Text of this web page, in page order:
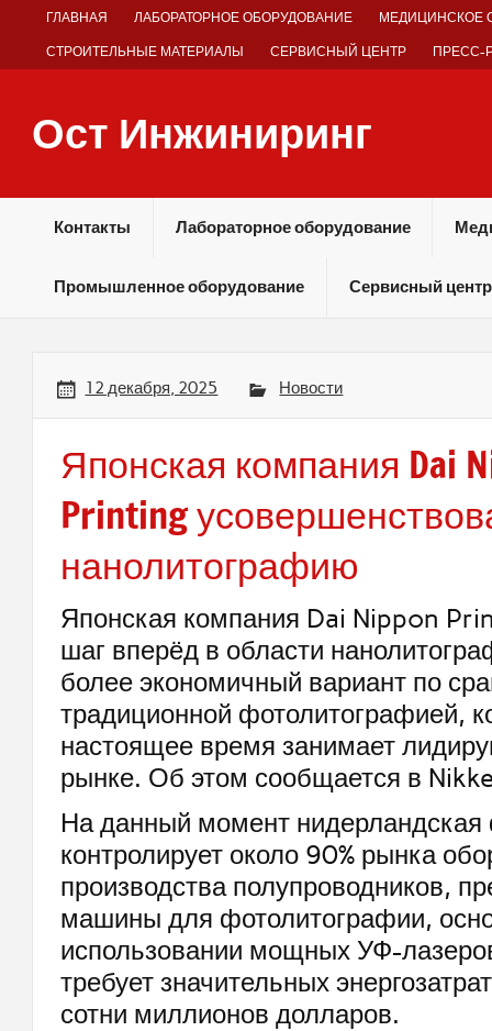
ГЛАВНАЯ ЛАБОРАТОРНОЕ ОБОРУДОВАНИЕ МЕДИЦИНСКОЕ
СТРОИТЕЛЬНЫЕ МАТЕРИАЛЫ СЕРВИСНЫЙ ЦЕНТР ПРЕСС-
Ост Инжиниринг
Контакты Лабораторное оборудование
Промышленное оборудование Сервисный центр
12 декабря, 2025 Новости
Японская компания Dai
Printing
нанолитографию
Японская компания Dai Nippon
шаг вперёд в области
более экономичный вариант по
традиционной фотолитографией,
настоящее время занимает
рынке. Об этом сообщается в
На данный момент
контролирует около 90% рынка
производства полупроводников,
машины для фотолитографии,
использовании мощных УФ-
требует значительных
сотни миллионов долларов.